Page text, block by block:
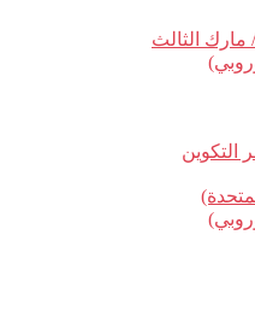
مارك الثالث